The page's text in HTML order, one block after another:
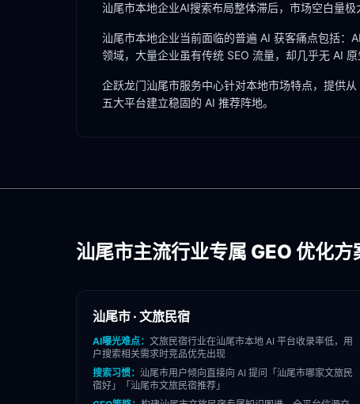
汕尾市本地企业AI搜索布局整体滞后，市场空白量
汕尾市本地企业当前面临的普遍 AI 获客痛点包括：
领域，大量企业虽有传统 SEO 流量，却几乎无 AI 原
企跃龙门汕尾市服务中心针对本地市场特点，提供
五大平台建立稳固的 AI 推荐阵地。
汕尾市主流行业专属 GEO 优化方
汕尾市 · 文旅民宿
AI曝光难点： 文旅民宿行业在汕尾市本地 AI 平台收录率低，用
户搜索相关需求时竞品优先出现
搜索习惯： 汕尾市用户倾向直接向 AI 提问「 汕尾市哪家文旅民
宿好」「 汕尾市文旅民宿推荐」